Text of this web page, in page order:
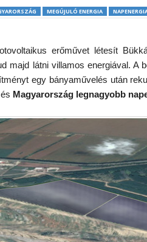
MEGÚJULÓ ENERGIA
erőművet létesít
majd látni villamos energiával. A
egy bányaművelés után
Magyarország legnagyobb